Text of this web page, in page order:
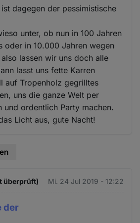
dagegen der pessimistische
unter, ob nun in 100 Jahren
oder in 10.000 Jahren wegen
lassen wir uns doch alle
lasst uns fette Karren
auf Tropenholz gegrilltes
uns die ganze Welt per
und ordentlich Party machen.
Licht aus, gute Nacht!
überprüft) Mi. 24 Jul 2019 - 12:22
der